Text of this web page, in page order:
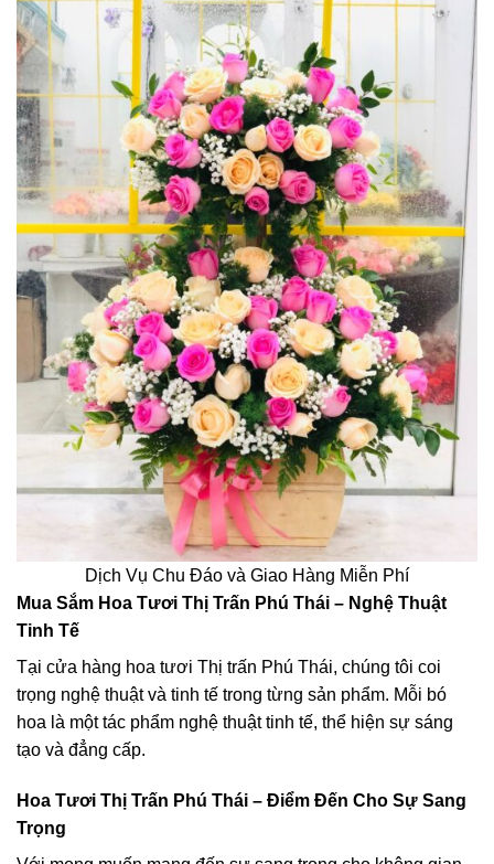
Dịch Vụ Chu Đáo và Giao Hàng Miễn Phí
Mua Sắm Hoa Tươi Thị Trấn Phú Thái – Nghệ Thuật
Tinh Tế
Tại cửa hàng hoa tươi Thị trấn Phú Thái, chúng tôi coi
trọng nghệ thuật và tinh tế trong từng sản phẩm. Mỗi bó
hoa là một tác phẩm nghệ thuật tinh tế, thể hiện sự sáng
tạo và đẳng cấp.
Hoa Tươi Thị Trấn Phú Thái – Điểm Đến Cho Sự Sang
Trọng